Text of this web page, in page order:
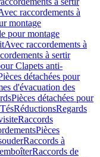
raccordements à
montage
pour montage
Avec raccordements à
à sertir
Clapets anti-
détachées pour
d'évacuation des
Pièces détachées pour
RéductionsRegards
Raccords
Pièces
Raccords à
Raccords de